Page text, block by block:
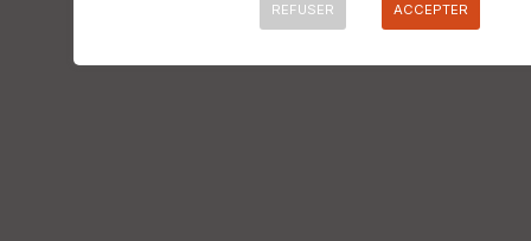
REFUSER ACCEPTER